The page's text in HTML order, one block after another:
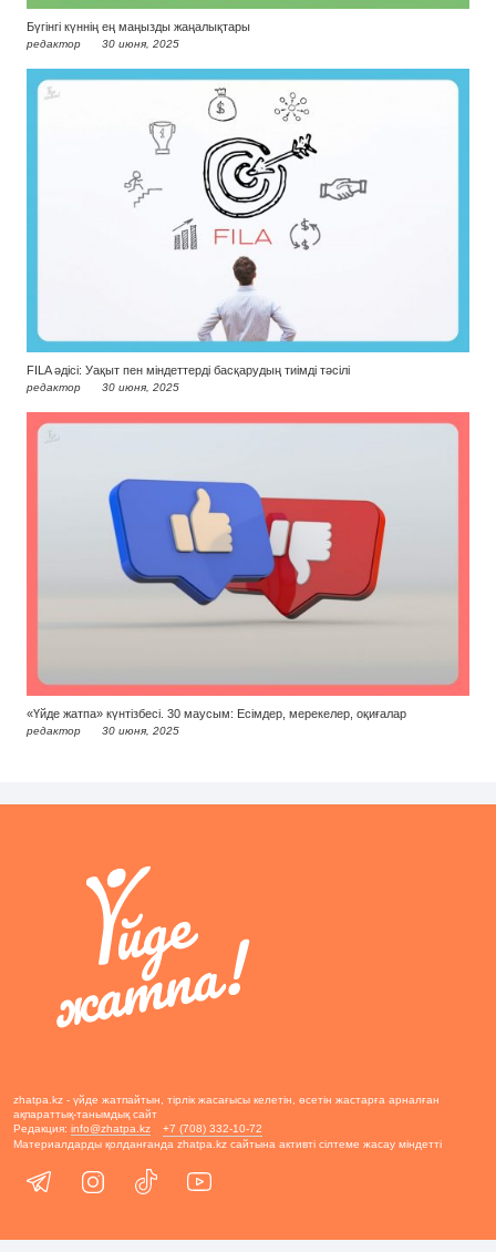
Бүгінгі күннің ең маңызды жаңалықтары
редактор 30 июня, 2025
FILA әдісі: Уақыт пен міндеттерді басқарудың тиімді тәсілі
редактор 30 июня, 2025
«Үйде жатпа» күнтізбесі. 30 маусым: Есімдер, мерекелер, оқиғалар
редактор 30 июня, 2025
zhatpa.kz - үйде жатпайтын, тірлік жасағысы келетін, өсетін жастарға арналған
ақпараттық-танымдық сайт
Редакция: info@zhatpa.kz
+7 (708) 332-10-72
Материалдарды қолданғанда zhatpa.kz сайтына активті сілтеме жасау міндетті